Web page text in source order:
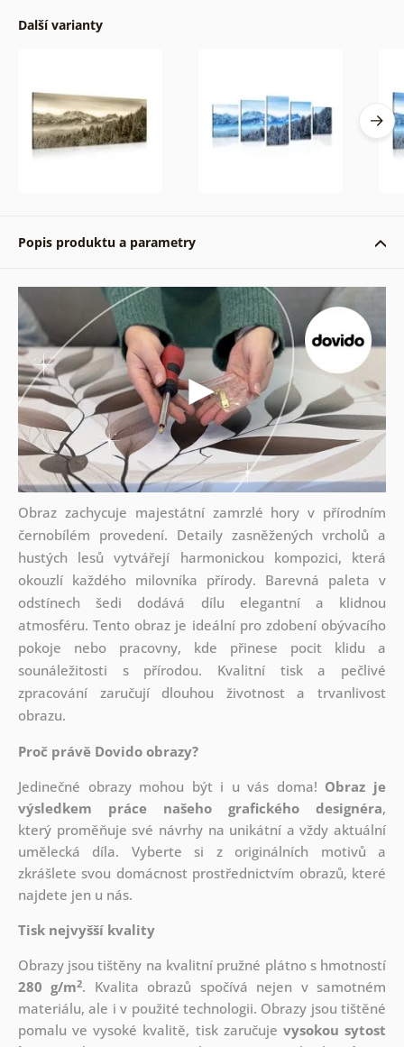
Další varianty
Popis produktu a parametry
Obraz zachycuje majestátní zamrzlé hory v přírodním
černobílém provedení. Detaily zasněžených vrcholů a
hustých lesů vytvářejí harmonickou kompozici, která
okouzlí každého milovníka přírody. Barevná paleta v
odstínech šedi dodává dílu elegantní a klidnou
atmosféru. Tento obraz je ideální pro zdobení obývacího
pokoje nebo pracovny, kde přinese pocit klidu a
sounáležitosti s přírodou. Kvalitní tisk a pečlivé
zpracování zaručují dlouhou životnost a trvanlivost
obrazu.
Proč právě Dovido obrazy?
Jedinečné obrazy mohou být i u vás doma! Obraz je
výsledkem práce našeho grafického designéra,
který proměňuje své návrhy na unikátní a vždy aktuální
umělecká díla. Vyberte si z originálních motivů a
zkrášlete svou domácnost prostřednictvím obrazů, které
najdete jen u nás.
Tisk nejvyšší kvality
Obrazy jsou tištěny na kvalitní pružné plátno s hmotností
280 g/m2. Kvalita obrazů spočívá nejen v samotném
materiálu, ale i v použité technologii. Obrazy jsou tištěné
pomalu ve vysoké kvalitě, tisk zaručuje vysokou sytost